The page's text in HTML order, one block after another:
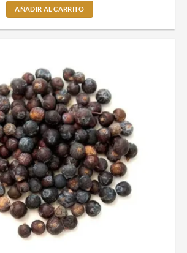
AÑADIR AL CARRITO